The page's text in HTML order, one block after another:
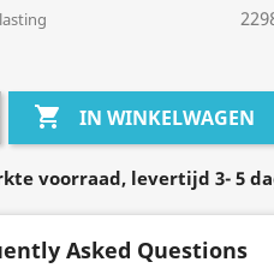
 IN WINKELWAGEN
voorraad, levertijd 3- 5
Asked Questions